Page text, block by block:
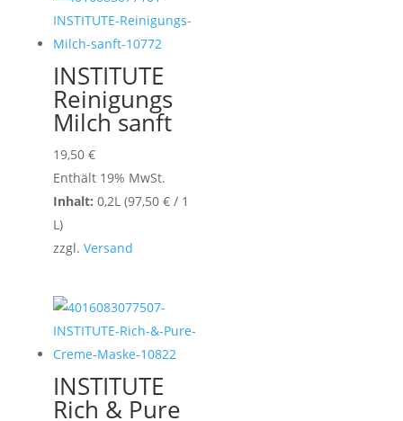
INSTITUTE
Reinigungs
Milch sanft
19,50 €
Enthält 19% MwSt.
Inhalt: 0,2L (97,50 €/ 1
L)
zzgl. Versand
INSTITUTE
Rich & Pure